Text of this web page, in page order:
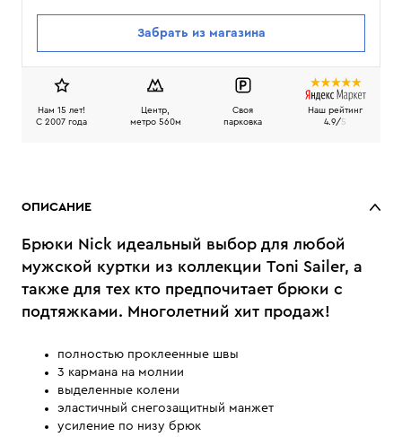
Забрать из магазина
Нам 15 лет!
C 2007 года
Центр,
метро 560м
Своя
парковка
Наш рейтинг
4.9/5
ОПИСАНИЕ
Брюки Nick идеальный выбор для любой
мужской куртки из коллекции Toni Sailer, а
также для тех кто предпочитает брюки с
подтяжками. Многолетний хит продаж!
полностью проклеенные швы
3 кармана на молнии
выделенные колени
эластичный снегозащитный манжет
усиление по низу брюк